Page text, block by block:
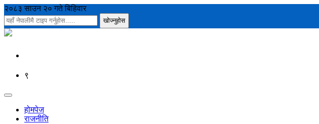
२०८३ साउन २० गते बिहिवार
९
होमपेज
राजनीति